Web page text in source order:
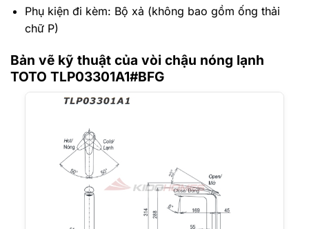
Phụ kiện đi kèm: Bộ xả (không bao gồm ống thải
chữ P)
Bản vẽ kỹ thuật của vòi chậu nóng lạnh
TOTO TLP03301A1#BFG